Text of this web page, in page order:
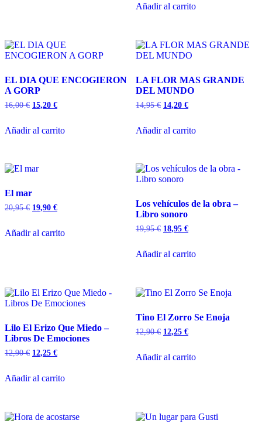
Añadir al carrito
EL DIA QUE ENCOGIERON
A GORP
16,00€ 15,20 €
Añadir al carrito
LA FLOR MAS GRANDE
DEL MUNDO
14,95€ 14,20 €
Añadir al carrito
El mar
20,95€ 19,90 €
Añadir al carrito
Los vehículos de la obra –
Libro sonoro
19,95€ 18,95 €
Añadir al carrito
Lilo El Erizo Que Miedo –
Libros De Emociones
12,90€ 12,25 €
Añadir al carrito
Tino El Zorro Se Enoja
12,90€ 12,25 €
Añadir al carrito